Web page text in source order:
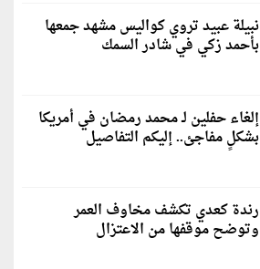
نبيلة عبيد تروي كواليس مشهد جمعها
بأحمد زكي في شادر السمك
إلغاء حفلين لـ محمد رمضان في أمريكا
بشكلٍ مفاجئ.. إليكم التفاصيل
رندة كعدي تكشف مخاوف العمر
وتوضح موقفها من الاعتزال